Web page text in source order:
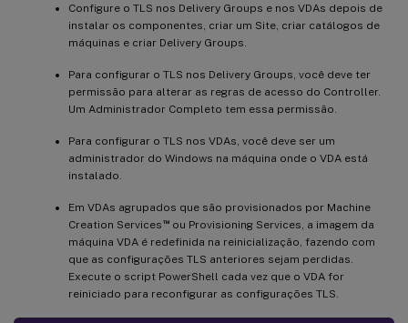
Configure o TLS nos Delivery Groups e nos VDAs depois de
instalar os componentes, criar um Site, criar catálogos de
máquinas e criar Delivery Groups.
Para configurar o TLS nos Delivery Groups, você deve ter
permissão para alterar as regras de acesso do Controller.
Um Administrador Completo tem essa permissão.
Para configurar o TLS nos VDAs, você deve ser um
administrador do Windows na máquina onde o VDA está
instalado.
Em VDAs agrupados que são provisionados por Machine
Creation Services ™ou Provisioning Services, a imagem da
máquina VDA é redefinida na reinicialização, fazendo com
que as configurações TLS anteriores sejam perdidas.
Execute o script PowerShell cada vez que o VDA for
reiniciado para reconfigurar as configurações TLS.